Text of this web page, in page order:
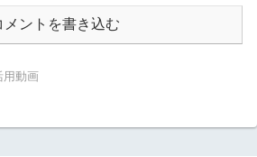
メントを書き込む
用動画